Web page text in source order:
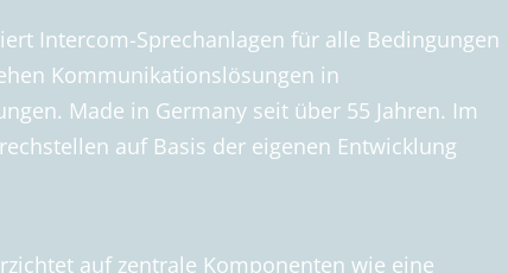
Intercom-Sprechanlagen für alle Bedingungen
Kommunikationslösungen in
Made in Germany seit über 55 Jahren. Im
auf Basis der eigenen Entwicklung
auf zentrale Komponenten wie eine